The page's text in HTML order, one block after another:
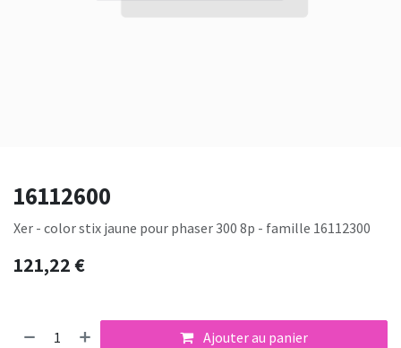
16112600
Xer - color stix jaune pour phaser 300 8p - famille 16112300
121,22€
Ajouter au panier